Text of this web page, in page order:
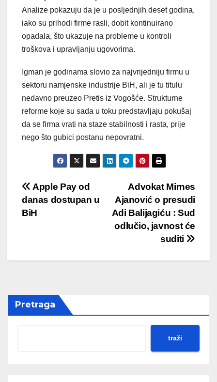
Analize pokazuju da je u posljednjih deset godina,
iako su prihodi firme rasli, dobit kontinuirano
opadala, što ukazuje na probleme u kontroli
troškova i upravljanju ugovorima.
Igman je godinama slovio za najvrijedniju firmu u
sektoru namjenske industrije BiH, ali je tu titulu
nedavno preuzeo Pretis iz Vogošće. Strukturne
reforme koje su sada u toku predstavljaju pokušaj
da se firma vrati na staze stabilnosti i rasta, prije
nego što gubici postanu nepovratni.
Post
navigation
Advokat Mirnes
Ajanović o presudi
Adi Balijagiću : Sud
odlučio, javnost će
suditi
Apple Pay od
danas dostupan u
BiH
Pretraga
traži